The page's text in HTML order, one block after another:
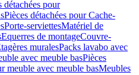
détachées pour
Pièces détachées pour Cache-
Porte-serviettesMatériel de
Equerres de montageCouvre-
muralesPacks lavabo avec
avec meuble basPièces
meuble avec meuble basMeubles